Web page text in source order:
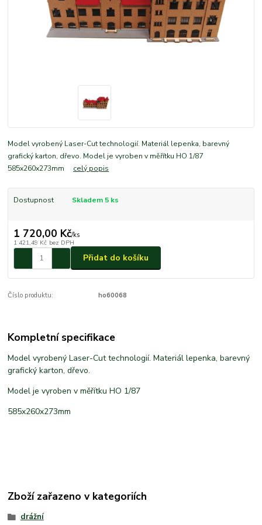
Model vyrobený Laser-Cut technologií. Materiál lepenka, barevný
grafický karton, dřevo. Model je vyroben v měřítku HO 1/87
585x260x273mm celý popis
Dostupnost Skladem 5 ks
1 720,00 Kč/ks
1 421,49 Kč bez DPH
Přidat do košíku
Číslo produktu: ho60068
Kompletní specifikace
Model vyrobený Laser-Cut technologií. Materiál lepenka, barevný
grafický karton, dřevo.
Model je vyroben v měřítku HO 1/87
585x260x273mm
Zboží zařazeno v kategoriích
drážní